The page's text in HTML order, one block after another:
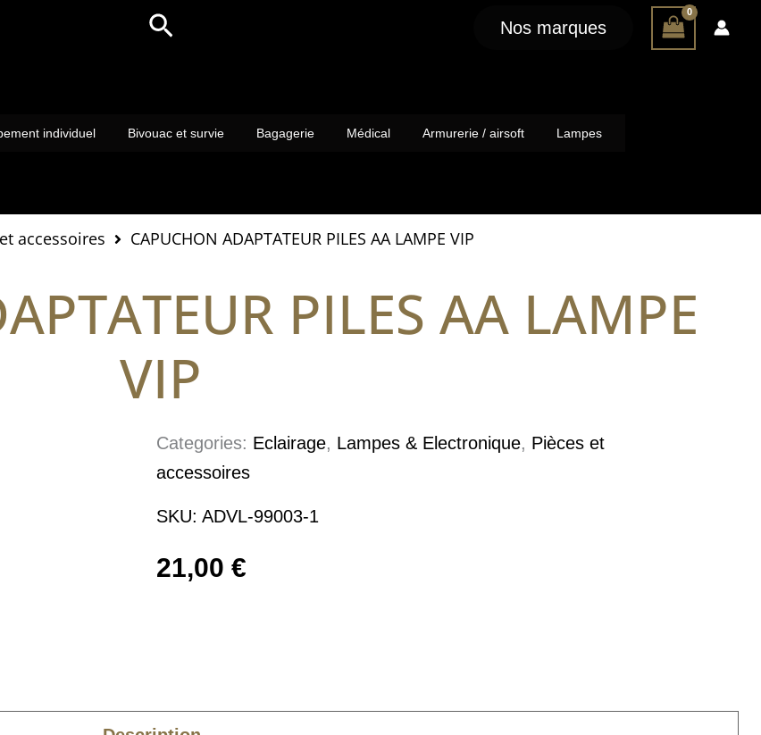
Rechercher Nos marques
individuel Bivouac et survie Bagagerie Médical Armurerie / airsoft Lampes
accessoires CAPUCHON ADAPTATEUR PILES AA LAMPE VIP
PILES AA LAMPE
VIP
Categories: Eclairage, Lampes & Electronique, Pièces et
accessoires
SKU: ADVL-99003-1
21,00€